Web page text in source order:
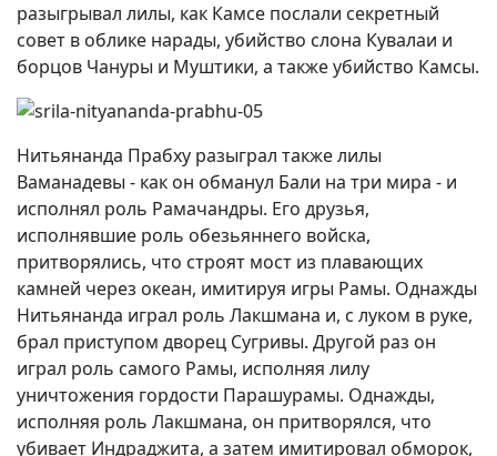
разыгрывал лилы, как Камсе послали секретный
совет в облике нарады, убийство слона Кувалаи и
борцов Чануры и Муштики, а также убийство Камсы.
Нитьянанда Прабху разыграл также лилы
Ваманадевы - как он обманул Бали на три мира - и
исполнял роль Рамачандры. Его друзья,
исполнявшие роль обезьяннего войска,
притворялись, что строят мост из плавающих
камней через океан, имитируя игры Рамы. Однажды
Нитьянанда играл роль Лакшмана и, с луком в руке,
брал приступом дворец Сугривы. Другой раз он
играл роль самого Рамы, исполняя лилу
уничтожения гордости Парашурамы. Однажды,
исполняя роль Лакшмана, он притворялся, что
убивает Индраджита, а затем имитировал обморок,